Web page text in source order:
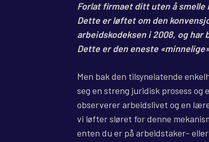
Forlat firmaet ditt uten å smelle
Dette er løftet om den
arbeidskodeksen i 2008, og
Dette er den eneste
Men bak den tilsynelatende
seg en streng juridisk prosess og
observerer arbeidslivet og en
vi løfter sløret for denne
enten du er på arbeidstaker-